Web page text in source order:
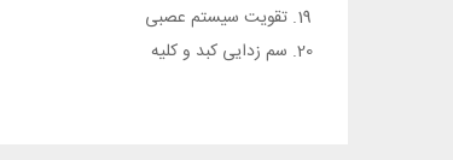
تقویت سیستم عصبی
سم زدایی کبد و کلیه